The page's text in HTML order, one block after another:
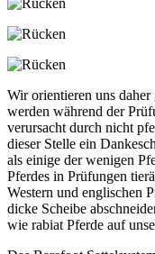
Wir orientieren uns
werden während der
verursacht durch nicht
dieser Stelle ein
als einige der wenigen
Pferdes in Prüfungen
Western und englischen
dicke Scheibe
wie rabiat Pferde auf